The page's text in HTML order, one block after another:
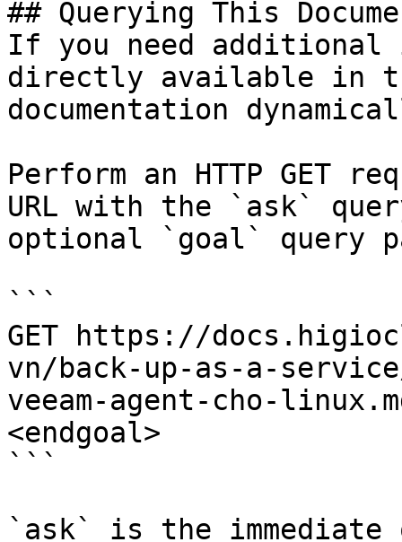
## Querying This
If you need
directly available in
documentation
Perform an HTTP GET
URL with the `ask`
optional `goal` query
```
GET https://
vn/back-up-as-a-
veeam-agent-cho-
<endgoal>
```
`ask` is the